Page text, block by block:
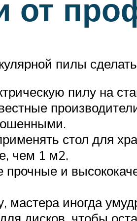
от
пилы
пилу на
стол для
чем 1 м2.
прочные и
мастера иногда